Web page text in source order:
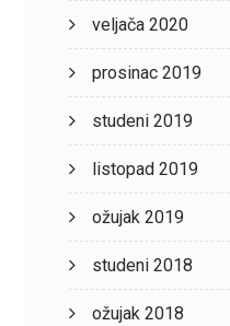
veljača 2020
prosinac 2019
studeni 2019
listopad 2019
ožujak 2019
studeni 2018
ožujak 2018